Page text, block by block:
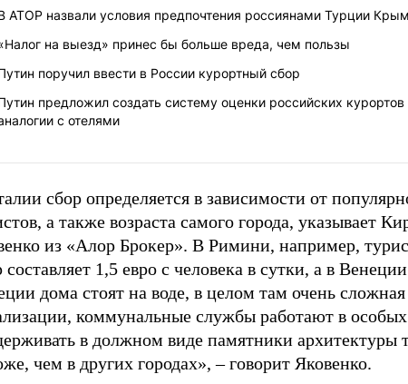
АТОР назвали условия предпочтения россиянами Турции
на выезд» принес бы больше вреда, чем пользы
поручил ввести в России курортный сбор
предложил создать систему оценки российских курортов
с отелями
сбор определяется в зависимости от
а также возраста самого города, указывает
из «Алор Брокер». В Римини, например,
составляет 1,5 евро с человека в сутки, а в
дома стоят на воде, в целом там очень
коммунальные службы работают в
в должном виде памятники архитектуры
чем в других городах», – говорит Яковенко.